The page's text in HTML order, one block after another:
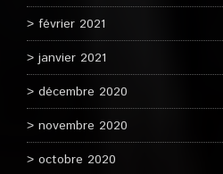
février 2021
janvier 2021
décembre 2020
novembre 2020
octobre 2020